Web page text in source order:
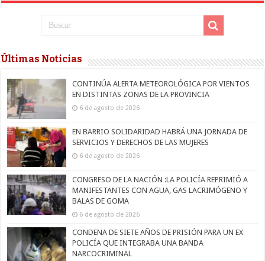
Últimas Noticias
CONTINÚA ALERTA METEOROLÓGICA POR VIENTOS
EN DISTINTAS ZONAS DE LA PROVINCIA
6 de agosto de 2026
EN BARRIO SOLIDARIDAD HABRÁ UNA JORNADA DE
SERVICIOS Y DERECHOS DE LAS MUJERES
6 de agosto de 2026
CONGRESO DE LA NACIÓN :LA POLICÍA REPRIMIÓ A
MANIFESTANTES CON AGUA, GAS LACRIMÓGENO Y
BALAS DE GOMA
6 de agosto de 2026
CONDENA DE SIETE AÑOS DE PRISIÓN PARA UN EX
POLICÍA QUE INTEGRABA UNA BANDA
NARCOCRIMINAL